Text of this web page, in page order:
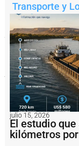
circulación
tránsito
pesado,
reforzar
la
seguridad
vial
acompañar
el
crecimiento
logístico,
energético
industrial
de
Transporte y
julio 15, 2026
El estudio
kilómetros